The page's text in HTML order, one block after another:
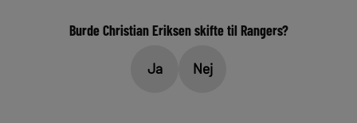
Burde Christian Eriksen skifte til Rangers?
Ja Nej